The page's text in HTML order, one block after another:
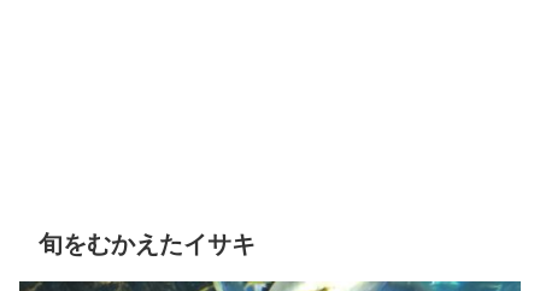
旬をむかえたイサキ